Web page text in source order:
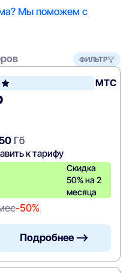
Мы поможем с
ФИЛЬТР
МТС
Гб
к тарифу
Скидка
50% на 2
месяца
-50%
Подробнее —>